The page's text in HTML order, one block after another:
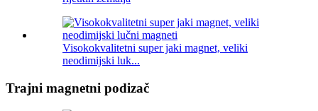
Visokokvalitetni super jaki magnet, veliki
neodimijski luk...
Trajni magnetni podizač